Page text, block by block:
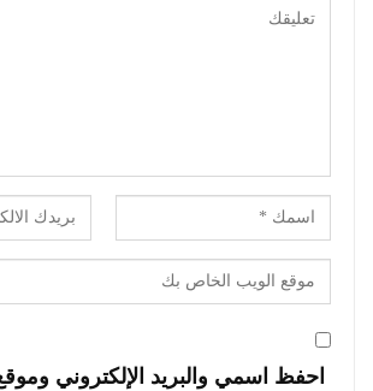
احفظ اسمي والبريد الإلكتروني